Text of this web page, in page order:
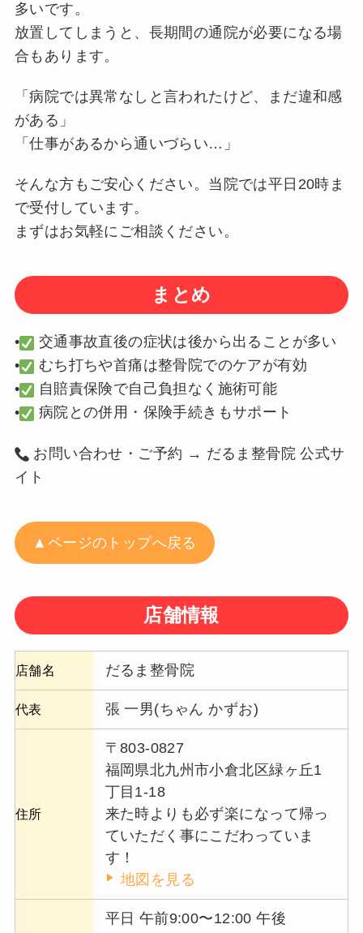
多いです。
放置してしまうと、長期間の通院が必要になる場
合もあります。
「病院では異常なしと言われたけど、まだ違和感
がある」
「仕事があるから通いづらい…」
そんな方もご安心ください。当院では平日20時ま
で受付しています。
まずはお気軽にご相談ください。
まとめ
•
交通事故直後の症状は後から出ることが多い
•
むち打ちや首痛は整骨院でのケアが有効
•
自賠責保険で自己負担なく施術可能
•
病院との併用・保険手続きもサポート
お問い合わせ・ご予約 → だるま整骨院 公式サ
イト
▲ページのトップへ戻る
店舗情報
店舗名 だるま整骨院
代表 張 一男(ちゃん かずお)
住所
〒803-0827
福岡県北九州市小倉北区緑ヶ丘1
丁目1-18
来た時よりも必ず楽になって帰っ
ていただく事にこだわっていま
す！
地図を見る
平日 午前9:00〜12:00 午後